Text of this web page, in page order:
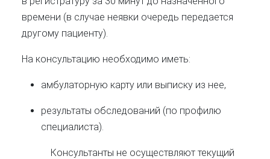
времени (в случае неявки очередь передается
другому пациенту).
На консультацию необходимо иметь:
амбулаторную карту или выписку из нее,
результаты обследований (по профилю
специалиста).
Консультанты не осуществляют текущий